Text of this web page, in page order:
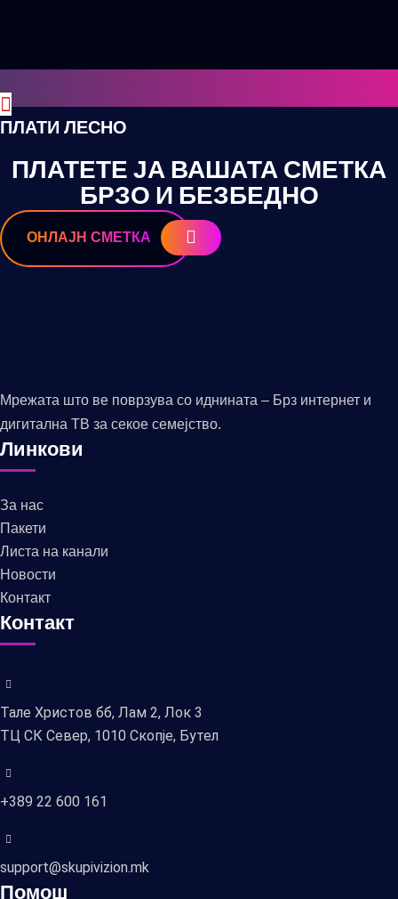
ПЛАТИ ЛЕСНО
ПЛАТЕТЕ ЈА ВАШАТА СМЕТКА
БРЗО И БЕЗБЕДНО
ОНЛАЈН СМЕТКА
Мрежата што ве поврзува со иднината – Брз интернет и
дигитална ТВ за секое семејство.
Линкови
За нас
Пакети
Листа на канали
Новости
Контакт
Контакт
Тале Христов бб, Лам 2, Лок 3
ТЦ СК Север, 1010 Скопје, Бутел
+389 22 600 161
support@skupivizion.mk
Помош